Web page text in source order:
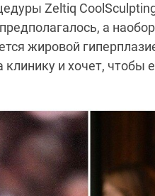
Zeltiq
а
жировой
клинику и хочет, чтобы